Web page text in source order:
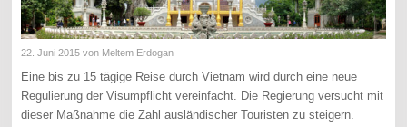
22. Juni 2015 von Meltem Erdogan
Eine bis zu 15 tägige Reise durch Vietnam wird durch eine neue
Regulierung der Visumpflicht vereinfacht. Die Regierung versucht mit
dieser Maßnahme die Zahl ausländischer Touristen zu steigern.